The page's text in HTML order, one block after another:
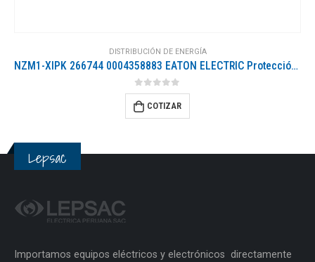
DISTRIBUCIÓN DE ENERGÍA
NZM1-XIPK 266744 0004358883 EATON ELECTRIC Protección contra contacto, IP2X, 3P, NZM1
0out of 5
COTIZAR
Lepsac
Importamos equipos eléctricos y electrónicos directamente